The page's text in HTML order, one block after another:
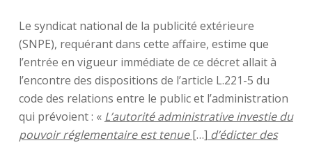
Le syndicat national de la publicité extérieure
(SNPE), requérant dans cette affaire, estime que
l’entrée en vigueur immédiate de ce décret allait à
l’encontre des dispositions de l’article L.221-5 du
code des relations entre le public et l’administration
qui prévoient : « L’autorité administrative investie du
pouvoir réglementaire esttenue[…] d’édicter des